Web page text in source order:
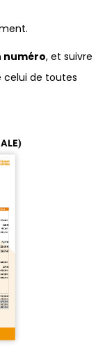
numéro, et suivre
de toutes